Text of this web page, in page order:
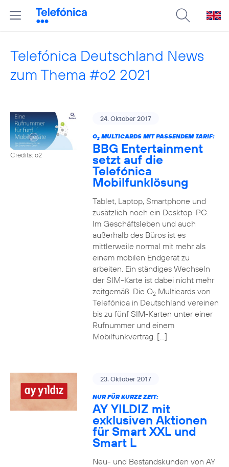
Telefónica Deutschland News
zum Thema #o2 2021
Credits: o2
24. Oktober 2017
O2MULTICARDS MIT PASSENDEM TARIF:
BBG Entertainment
setzt auf die
Telefónica
Mobilfunklösung
Tablet, Laptop, Smartphone und
zusätzlich noch ein Desktop-PC.
Im Geschäftsleben und auch
außerhalb des Büros ist es
mittlerweile normal mit mehr als
einem mobilen Endgerät zu
arbeiten. Ein ständiges Wechseln
der SIM-Karte ist dabei nicht mehr
zeitgemäß. Die O2Multicards von
Telefónica in Deutschland vereinen
bis zu fünf SIM-Karten unter einer
Rufnummer und einem
Mobilfunkvertrag. […]
23. Oktober 2017
NUR FÜR KURZE ZEIT:
AY YILDIZ mit
exklusiven Aktionen
für Smart XXL und
Smart L
Neu- und Bestandskunden von AY